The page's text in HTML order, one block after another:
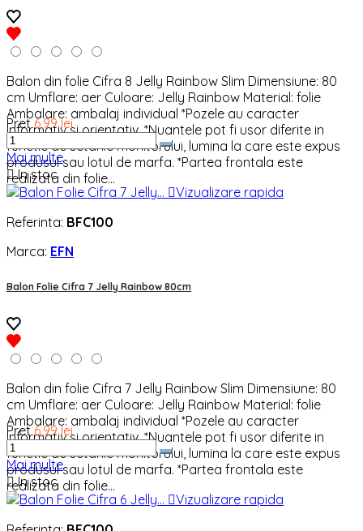
Balon din folie Cifra 8 Jelly Rainbow Slim Dimensiune: 80
cm Umflare: aer Culoare: Jelly Rainbow Material: folie
Ambalare: ambalaj individual *Pozele au caracter
informativ si orientativ. *Nuantele pot fi usor diferite in
functie de setarile monitorului, lumina la care este expus
produsul sau lotul de marfa. *Partea frontala este
realizata din folie...
Pret 6,99 lei
Mai multe
In stoc
Vizualizare rapida
Referinta: BFC100
Marca: EFN
Balon Folie Cifra 7 Jelly Rainbow 80cm
Balon din folie Cifra 7 Jelly Rainbow Slim Dimensiune: 80
cm Umflare: aer Culoare: Jelly Rainbow Material: folie
Ambalare: ambalaj individual *Pozele au caracter
informativ si orientativ. *Nuantele pot fi usor diferite in
functie de setarile monitorului, lumina la care este expus
produsul sau lotul de marfa. *Partea frontala este
realizata din folie...
Pret 6,99 lei
Mai multe
In stoc
Vizualizare rapida